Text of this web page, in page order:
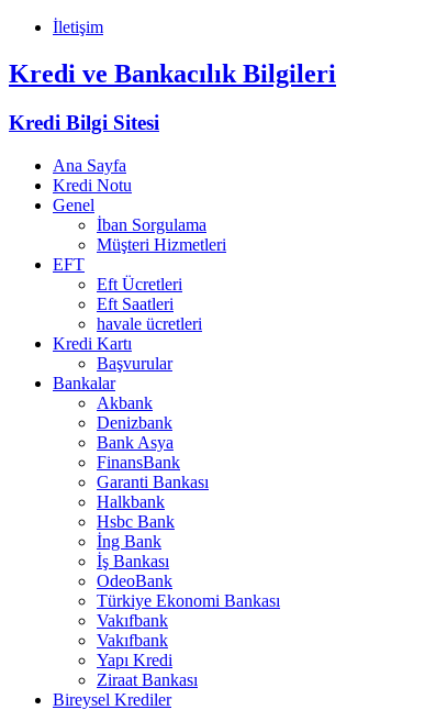
İletişim
Kredi ve Bankacılık Bilgileri
Kredi Bilgi Sitesi
Ana Sayfa
Kredi Notu
Genel
İban Sorgulama
Müşteri Hizmetleri
EFT
Eft Ücretleri
Eft Saatleri
havale ücretleri
Kredi Kartı
Başvurular
Bankalar
Akbank
Denizbank
Bank Asya
FinansBank
Garanti Bankası
Halkbank
Hsbc Bank
İng Bank
İş Bankası
OdeoBank
Türkiye Ekonomi Bankası
Vakıfbank
Vakıfbank
Yapı Kredi
Ziraat Bankası
Bireysel Krediler